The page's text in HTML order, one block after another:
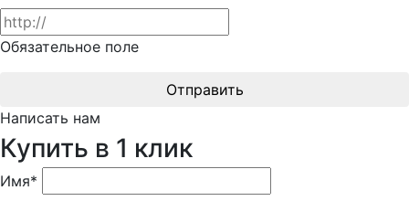
Обязательное поле
Отправить
Написать нам
Купить в 1 клик
Имя*